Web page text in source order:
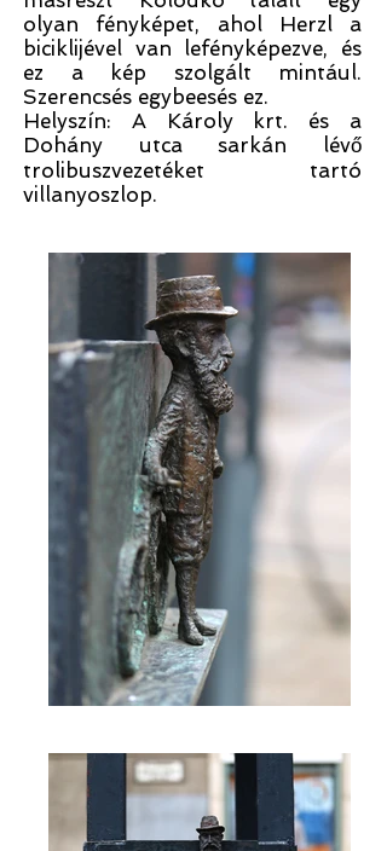
olyan fényképet, ahol Herzl a
biciklijével van lefényképezve, és
ez a kép szolgált mintául.
Szerencsés egybeesés ez.
Helyszín: A Károly krt. és a
Dohány utca sarkán lévő
trolibuszvezetéket tartó
villanyoszlop.